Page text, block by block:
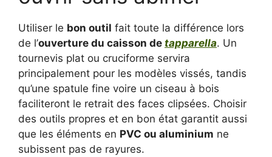
Utiliser le bon outil fait toute la différence lors
de l’ouverture du caisson de tapparella. Un
tournevis plat ou cruciforme servira
principalement pour les modèles vissés, tandis
qu’une spatule fine voire un ciseau à bois
faciliteront le retrait des faces clipsées. Choisir
des outils propres et en bon état garantit aussi
que les éléments en PVC ou aluminium ne
subissent pas de rayures.